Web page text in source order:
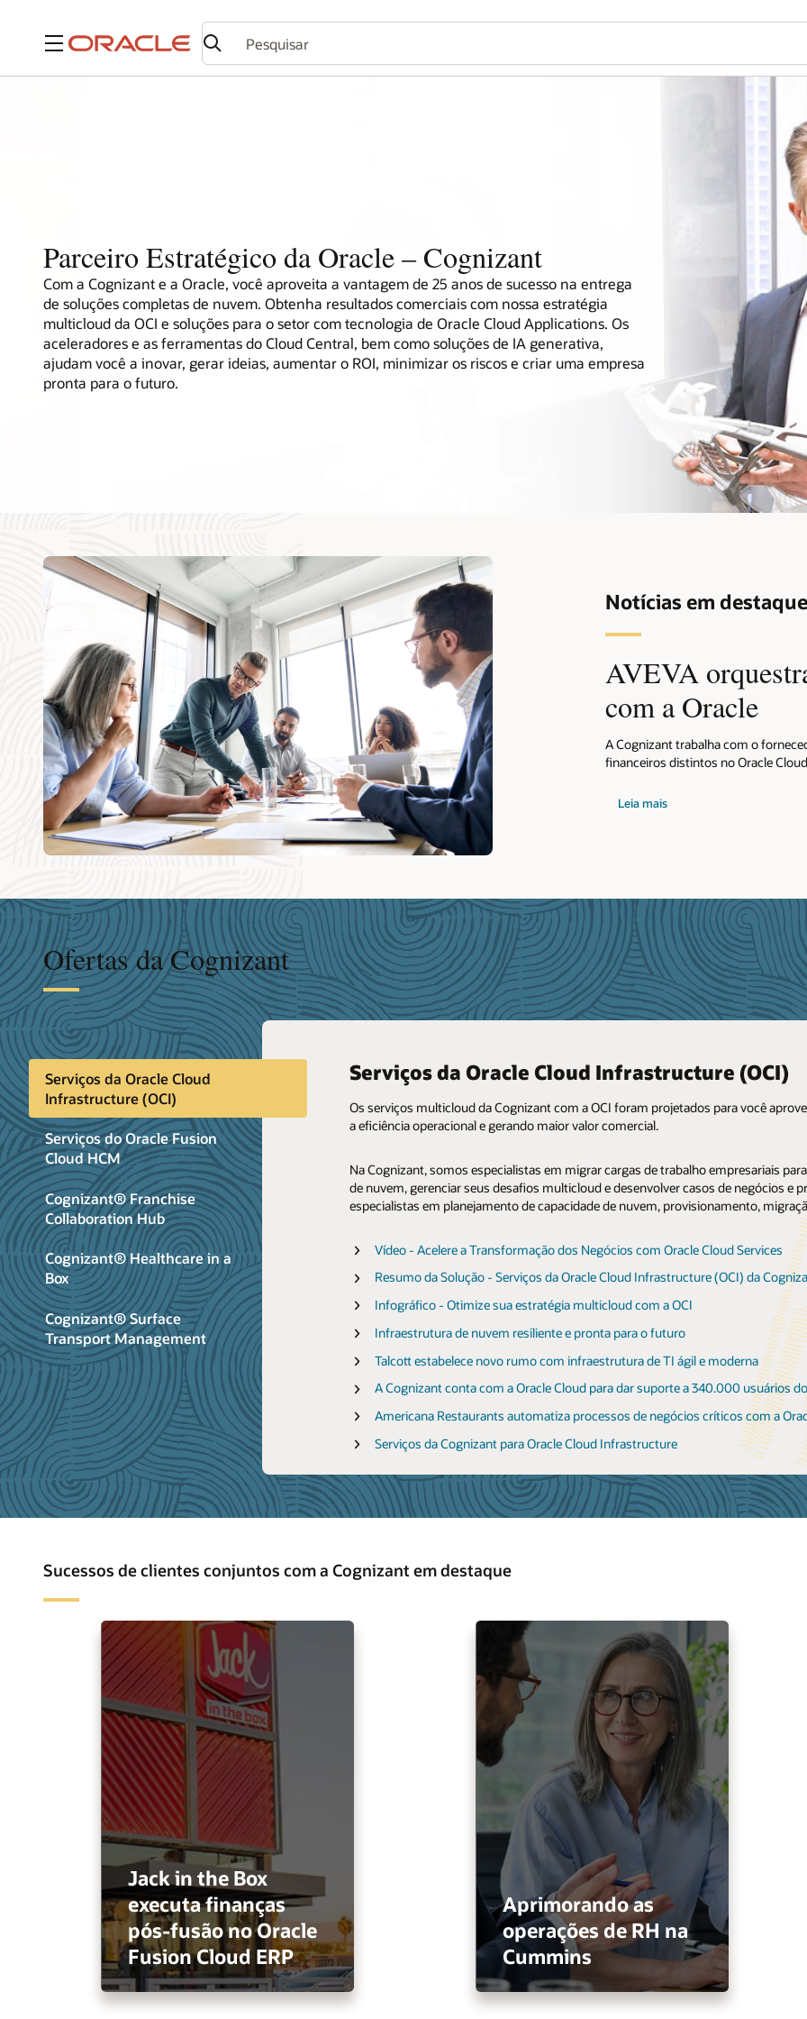
Menu
Parceiro Estratégico da Oracle – Cognizant
Com a Cognizant e a Oracle, você aproveita a vantagem de 25 anos de sucesso na entrega
de soluções completas de nuvem. Obtenha resultados comerciais com nossa estratégia
multicloud da OCI e soluções para o setor com tecnologia de Oracle Cloud Applications. Os
aceleradores e as ferramentas do Cloud Central, bem como soluções de IA generativa,
ajudam você a inovar, gerar ideias, aumentar o ROI, minimizar os riscos e criar uma empresa
pronta para o futuro.
Notícias em
AVEVA
com a Oracle
A Cognizant trabalha com o
financeiros distintos no Oracle
Leia mais
Ofertas da Cognizant
Serviços da Oracle Cloud
Infrastructure (OCI)
Serviços do Oracle Fusion
Cloud HCM
Cognizant® Franchise
Collaboration Hub
Cognizant® Healthcare in a
Box
Cognizant® Surface
Transport Management
Serviços da Oracle Cloud Infrastructure (OCI)
Os serviços multicloud da Cognizant com a OCI foram projetados para você
a eficiência operacional e gerando maior valor comercial.
Na Cognizant, somos especialistas em migrar cargas de trabalho empresariais
de nuvem, gerenciar seus desafios multicloud e desenvolver casos de negócios
especialistas em planejamento de capacidade de nuvem, provisionamento,
Vídeo - Acelere a Transformação dos Negócios com Oracle Cloud Services
Resumo da Solução - Serviços da Oracle Cloud Infrastructure (OCI) da
Infográfico - Otimize sua estratégia multicloud com a OCI
Infraestrutura de nuvem resiliente e pronta para o futuro
Talcott estabelece novo rumo com infraestrutura de TI ágil e moderna
A Cognizant conta com a Oracle Cloud para dar suporte a 340.000 usuários
Americana Restaurants automatiza processos de negócios críticos com a
Serviços da Cognizant para Oracle Cloud Infrastructure
Resumo da Solução - Move beyond HR transformation into a world of
Infográfico - Unlock the full potential of Oracle Fusion Cloud HCM
Infográfico - Desbloqueie o valor comercial modernizando o gerenciamento
Impulsionando o RH para um futuro mais promissor
EmblemHealth moderniza operações na Oracle Cloud
Serviços da Cognizant para Oracle Cloud HCM
Ethara recorre à Oracle Cloud a fim de reprojetar os processos principais para
Resumo da Solução - A fully integrated franchise accounting hub
Infográfico - Simplifique o gerenciamento de franquias
Revolucione o gerenciamento de franquias
Vídeo - Cognizant® Surface Transport Management
Resumo da Solução - Cognizant® Surface Transport Management
Infográfico - Cognizant® Surface Transport Management
Modernize a área administrativa do seu transporte terrestre
Transforme seus aplicativos de transporte terrestre com uma solução
Sucessos de clientes conjuntos com a Cognizant em destaque
Jack in the Box
executa finanças
pós-fusão no Oracle
Fusion Cloud ERP
Aprimorando as
operações de RH na
Cummins